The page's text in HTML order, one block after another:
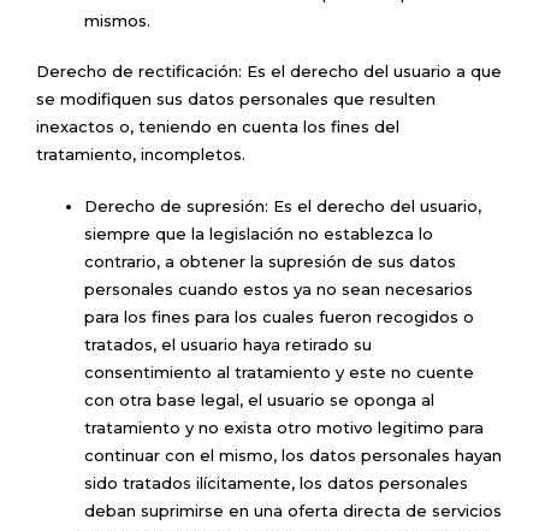
mismos.
Derecho de rectificación: Es el derecho del usuario a que
se modifiquen sus datos personales que resulten
inexactos o, teniendo en cuenta los fines del
tratamiento, incompletos.
Derecho de supresión: Es el derecho del usuario,
siempre que la legislación no establezca lo
contrario, a obtener la supresión de sus datos
personales cuando estos ya no sean necesarios
para los fines para los cuales fueron recogidos o
tratados, el usuario haya retirado su
consentimiento al tratamiento y este no cuente
con otra base legal, el usuario se oponga al
tratamiento y no exista otro motivo legitimo para
continuar con el mismo, los datos personales hayan
sido tratados ilícitamente, los datos personales
deban suprimirse en una oferta directa de servicios